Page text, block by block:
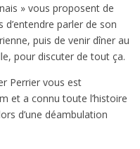
» vous proposent de
parler de son
puis de venir dîner au
pour discuter de tout ça.
Perrier vous est
et a connu toute l’histoire
d’une déambulation